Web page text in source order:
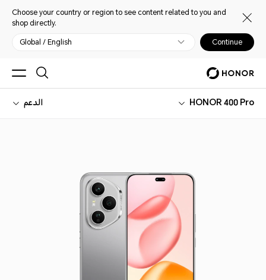
Choose your country or region to see content related to you and
shop directly.
Global / English Continue
HONOR 400 Pro الدعم